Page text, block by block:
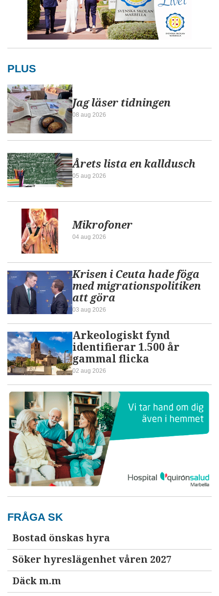
PLUS
Jag läser tidningen
08 aug 2026
Årets lista en kalldusch
05 aug 2026
Mikrofoner
04 aug 2026
Krisen i Ceuta hade föga
med migrationspolitiken
att göra
03 aug 2026
Arkeologiskt fynd
identifierar 1.500 år
gammal flicka
02 aug 2026
FRÅGA SK
Bostad önskas hyra
Söker hyreslägenhet våren 2027
Däck m.m